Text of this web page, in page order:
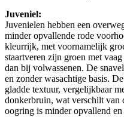
Juveniel:
Juvenielen hebben een
minder opvallende rode
kleurrijk, met voornamelijk
staartveren zijn groen met
dan bij volwassenen. De
en zonder wasachtige basis.
gladde textuur, vergelijkbaar
donkerbruin, wat verschilt van
oogring is minder opvallend